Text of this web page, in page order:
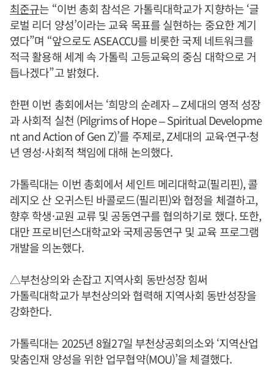
최준규는 “이번 총회 참석은 가톨릭대학교가 지향하는 ‘글
로벌 리더 양성’이라는 교육 목표를 실현하는 중요한 계기
였다”며 “앞으로도 ASEACCU를 비롯한 국제 네트워크를
적극 활용해 세계 속 가톨릭 고등교육의 중심 대학으로 거
듭나겠다”고 밝혔다.
한편 이번 총회에서는 ‘희망의 순례자 – Z세대의 영적 성장
과 사회적 실천 (Pilgrims of Hope – Spiritual Developme
nt and Action of Gen Z)’를 주제로, Z세대의 교육·연구·청
년 영성·사회적 책임에 대해 논의했다.
가톨릭대는 이번 총회에서 세인트 메리대학교(필리핀), 콜
레지오 산 오귀스틴 바콜로드(필리핀)와 협정을 체결하고,
향후 학생·교원 교류 및 공동연구를 협의하기로 했다. 또한,
대만 프로비던스대학교와 국제공동연구 및 교육 프로그램
개발을 의논했다.
△부천상의와 손잡고 지역사회 동반성장 힘써
가톨릭대학교가 부천상의와 협력해 지역사회 동반성장을
강화한다.
가톨릭대는 2025년 8월27일 부천상공회의소와 ‘지역산업
맞춤인재 양성을 위한 업무협약(MOU)’을 체결했다.